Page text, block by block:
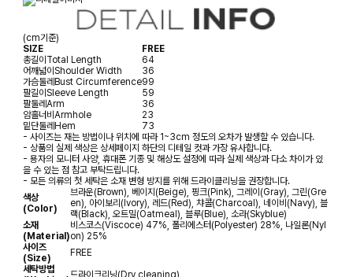
(cm기준)
SIZE
FREE
총길이 Total Length
64
어깨넓이 Shoulder Width
36
가슴둘레 Bust Circumference99
팔길이 Sleeve Length
59
팔둘레 Arm
36
암홀너비 Armhole
23
밑단둘레 Hem
73
- 사이즈는 재는 방법이나 위치에 따라 1~3cm 정도의 오차가 발생할 수 있습니다.
- 상품의 실제 색상은 상세페이지 하단의 디테일 컷과 가장 유사합니다.
- 용자의 모니터 사양, 휴대폰 기종 및 해상도 설정에 따라 실제 색상과 다소 차이가 있
을 수 있는 점 참고 부탁드립니다.
- 모든 의류의 첫 세탁은 소재 변형 방지를 위해 드라이클리닝을 권장합니다.
색상
(Color)
브라운(Brown), 베이지(Beige), 핑크(Pink), 그레이(Gray), 그린(Gre
en), 아이보리(Ivory), 레드(Red), 챠콜(Charcoal), 네이비(Navy), 블
랙(Black), 오트밀(Oatmeal), 블루(Blue), 소라(Skyblue)
소재
(Material)
비스코스(Viscoce) 47%, 폴리에스터(Polyester) 28%, 나일론(Nyl
on) 25%
사이즈
(Size)
FREE
세탁방법